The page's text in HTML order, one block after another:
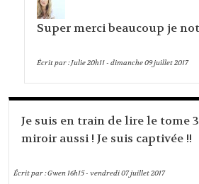
Super merci beaucoup je
Écrit par :Julie20h11- dimanche 09juillet 2017
Je suis en train de lire le tome 3
miroir aussi ! Je suis captivée !!
Écrit par :Gwen16h15-vendredi 07juillet 2017